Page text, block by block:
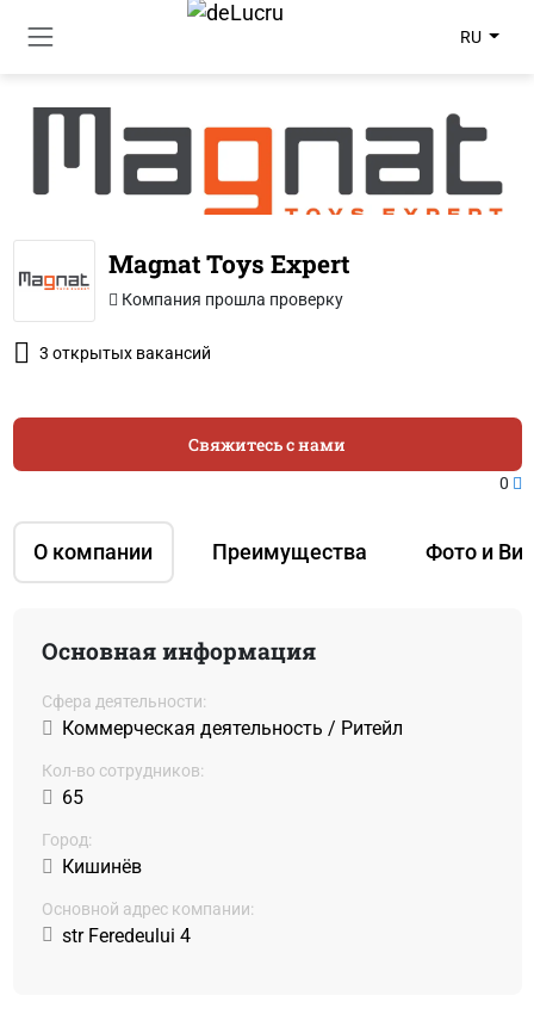
RU
Magnat Toys Expert
Компания прошла проверку
3 открытых вакансий
О компании Преимущества Фото и
Свяжитесь с нами
0
Основная информация
Сфера деятельности:
Коммерческая деятельность / Ритейл
Кол-во сотрудников:
65
Город:
Кишинёв
Основной адрес компании:
str Feredeului 4